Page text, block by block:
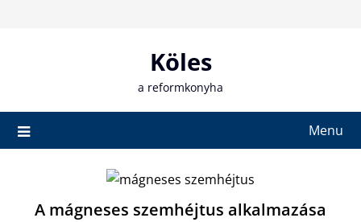
Köles
a reformkonyha
Menu
A mágneses szemhéjtus alkalmazása